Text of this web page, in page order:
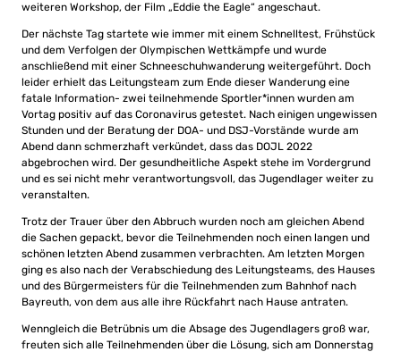
weiteren Workshop, der Film „Eddie the Eagle“ angeschaut.
Der nächste Tag startete wie immer mit einem Schnelltest, Frühstück
und dem Verfolgen der Olympischen Wettkämpfe und wurde
anschließend mit einer Schneeschuhwanderung weitergeführt. Doch
leider erhielt das Leitungsteam zum Ende dieser Wanderung eine
fatale Information- zwei teilnehmende Sportler*innen wurden am
Vortag positiv auf das Coronavirus getestet. Nach einigen ungewissen
Stunden und der Beratung der DOA- und DSJ-Vorstände wurde am
Abend dann schmerzhaft verkündet, dass das DOJL 2022
abgebrochen wird. Der gesundheitliche Aspekt stehe im Vordergrund
und es sei nicht mehr verantwortungsvoll, das Jugendlager weiter zu
veranstalten.
Trotz der Trauer über den Abbruch wurden noch am gleichen Abend
die Sachen gepackt, bevor die Teilnehmenden noch einen langen und
schönen letzten Abend zusammen verbrachten. Am letzten Morgen
ging es also nach der Verabschiedung des Leitungsteams, des Hauses
und des Bürgermeisters für die Teilnehmenden zum Bahnhof nach
Bayreuth, von dem aus alle ihre Rückfahrt nach Hause antraten.
Wenngleich die Betrübnis um die Absage des Jugendlagers groß war,
freuten sich alle Teilnehmenden über die Lösung, sich am Donnerstag